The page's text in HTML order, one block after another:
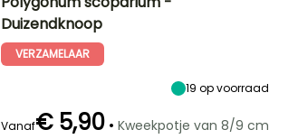
planthoogte
70 cm
Duizendknoop
VERZAMELAAR
19 op voorraad
Vanaf€ 5,90 • Kweekpotje van 8/9 cm